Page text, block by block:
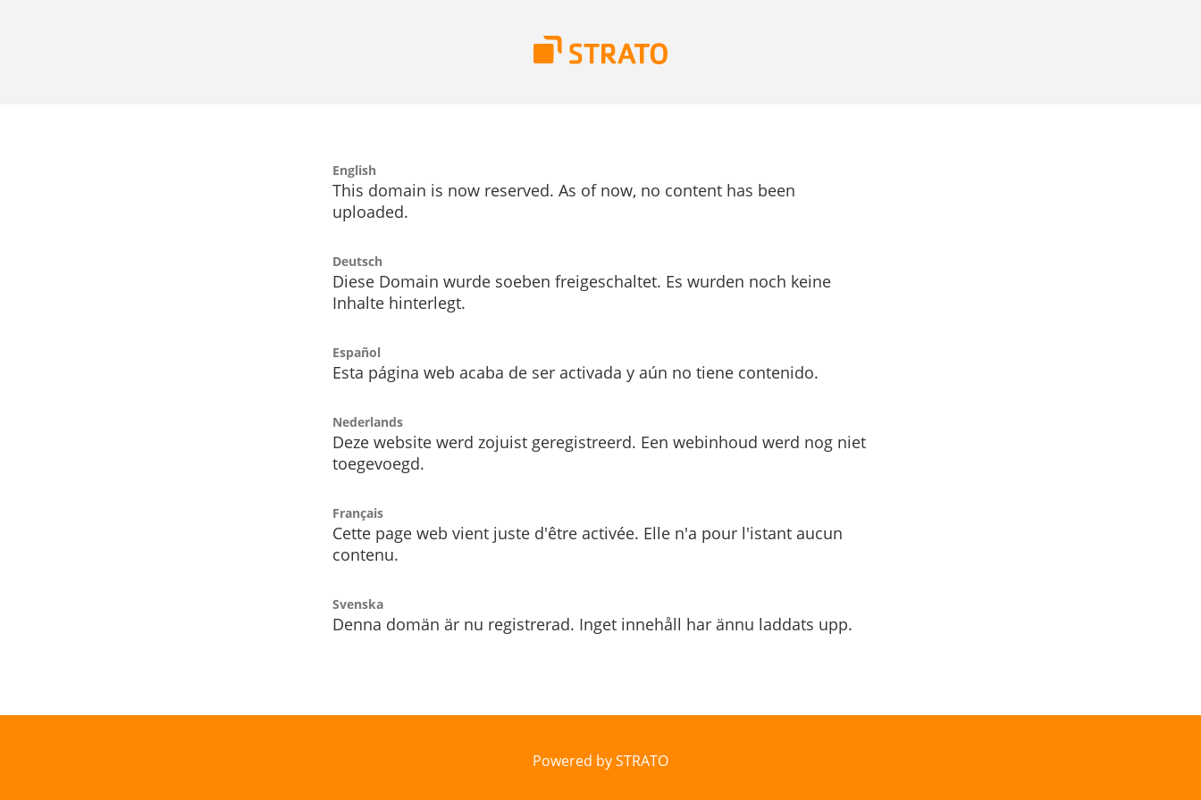
English
This domain is now reserved. As of now, no content has been
uploaded.
Deutsch
Diese Domain wurde soeben freigeschaltet. Es wurden noch keine
Inhalte hinterlegt.
Español
Esta página web acaba de ser activada y aún no tiene contenido.
Nederlands
Deze website werd zojuist geregistreerd. Een webinhoud werd nog niet
toegevoegd.
Français
Cette page web vient juste d'être activée. Elle n'a pour l'istant aucun
contenu.
Svenska
Denna domän är nu registrerad. Inget innehåll har ännu laddats upp.
Powered by STRATO